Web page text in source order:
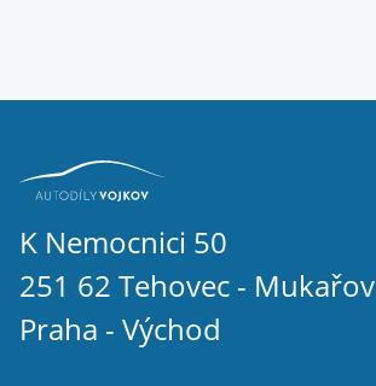
K Nemocnici 50
251 62 Tehovec - Mukařov
Praha - Východ